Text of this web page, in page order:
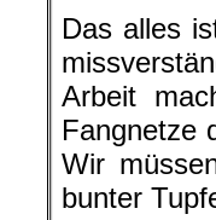
Das alles
Arbeit
Fangnetze
Wir
bunter